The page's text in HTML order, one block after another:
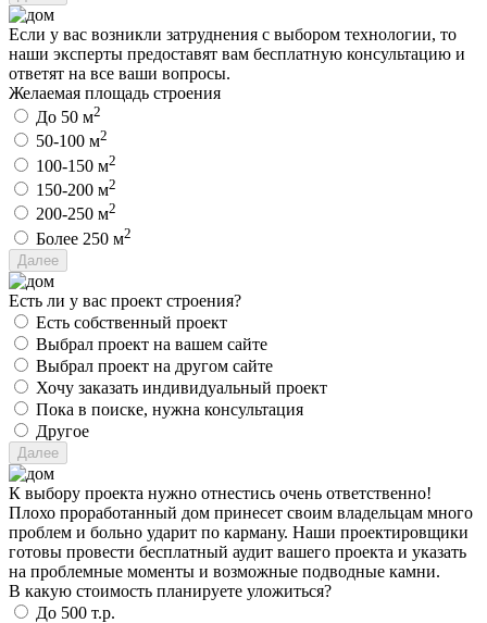
Если у вас возникли затруднения с выбором технологии, то
наши эксперты предоставят вам бесплатную консультацию и
ответят на все ваши вопросы.
Желаемая площадь строения
До 50 м2
50-100 м2
100-150 м2
150-200 м2
200-250 м2
Более 250 м2
Есть ли у вас проект строения?
Есть собственный проект
Выбрал проект на вашем сайте
Выбрал проект на другом сайте
Хочу заказать индивидуальный проект
Пока в поиске, нужна консультация
Другое
К выбору проекта нужно отнестись очень ответственно!
Плохо проработанный дом принесет своим владельцам много
проблем и больно ударит по карману. Наши проектировщики
готовы провести бесплатный аудит вашего проекта и указать
на проблемные моменты и возможные подводные камни.
В какую стоимость планируете уложиться?
До 500 т.р.